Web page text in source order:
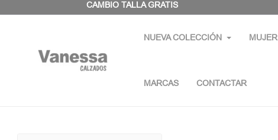
CAMBIO TALLA GRATIS
NUEVA COLECCIÓN MUJER
MARCAS CONTACTAR
Panel de gestión de cookies